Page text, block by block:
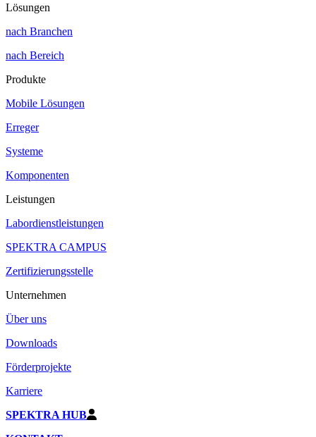
Lösungen
nach Branchen
nach Bereich
Produkte
Mobile Lösungen
Erreger
Systeme
Komponenten
Leistungen
Labordienstleistungen
SPEKTRA CAMPUS
Zertifizierungsstelle
Unternehmen
Über uns
Downloads
Förderprojekte
Karriere
SPEKTRA HUB